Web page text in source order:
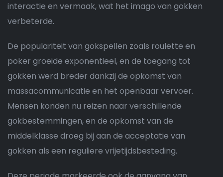
interactie en vermaak, wat het imago van gokken
verbeterde.
De populariteit van gokspellen zoals roulette en
poker groeide exponentieel, en de toegang tot
gokken werd breder dankzij de opkomst van
massacommunicatie en het openbaar vervoer.
Mensen konden nu reizen naar verschillende
gokbestemmingen, en de opkomst van de
middelklasse droeg bij aan de acceptatie van
gokken als een reguliere vrijetijdsbesteding.